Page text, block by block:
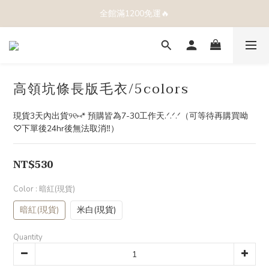
全館滿1200免運🔥
高領坑條長版毛衣/5colors
現貨3天內出貨୨୧⑅* 預購皆為7-30工作天.ᐟ.ᐟ.ᐟ（可等待再購買呦
♡下單後24hr後無法取消‼️）
NT$530
Color : 暗紅(現貨)
暗紅(現貨) 米白(現貨)
Quantity